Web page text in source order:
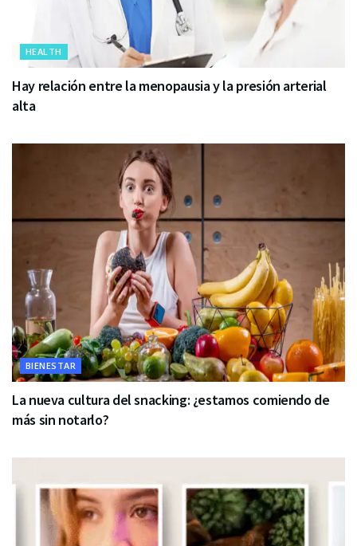
HEALTH
Hay relación entre la menopausia y la presión arterial
alta
BIENESTAR
La nueva cultura del snacking: ¿estamos comiendo de
más sin notarlo?